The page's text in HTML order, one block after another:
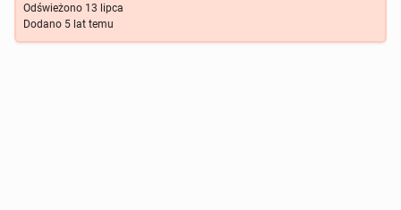
Odświeżono 13 lipca
Dodano 5 lat temu